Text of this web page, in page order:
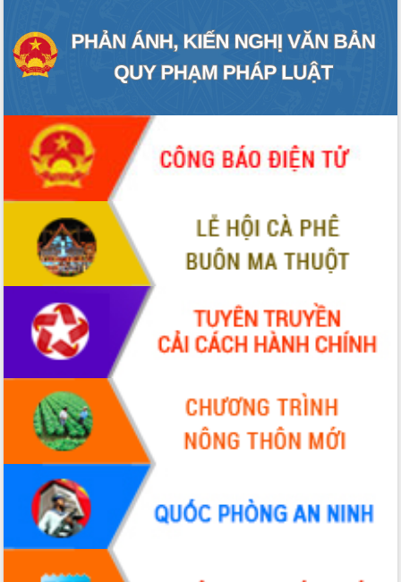
Lắk
Đắk Lắk nâng cao hiệu quả công tác
Đảng từ Sổ tay đảng viên điện tử
nghệ, hướng tới phát triển thủy sản
bền vững
Tập huấn nâng cao năng lực triển khai
chuyển đổi số cho cán bộ, công chức
cấp xã
Đắk Lắk phát động hưởng ứng Ngày
Quyền của người tiêu dùng Việt Nam
2026
Đẩy mạnh cải cách hành chính, quyết
tâm đạt được mục tiêu tăng trưởng
hai con số trong năm 2026
Tổ chức trang trọng Lễ hội Đền thờ
Lương Văn Chánh năm 2026
Phó Bí thư Tỉnh ủy Đắk Lắk Đỗ Hữu
Huy giữ chức Bí thư Đảng ủy Ủy Ban
Nhân dân tỉnh
Bệnh án điện tử thúc đẩy chuyển đổi
số y tế tại Đắk Lắk
Chuyển đổi số thư viện: Mở rộng
không gian tri thức trong thời đại số
Đánh giá, rút kinh nghiệm công tác tổ
chức diễn tập trước ngày bầu cử
Chương trình “Gặp gỡ hữu nghị –
Friendship Meeting New Year 2026”